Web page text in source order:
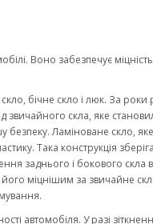
Воно забезпечує
бічне скло і люк. За
скла, яке
безпеку. Ламіноване скло,
Така конструкція
заднього і бокового скла
міцнішим за звичайне
автомобіля. У разі